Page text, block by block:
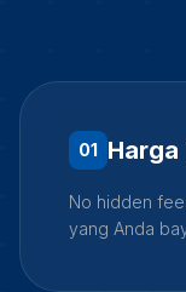
01 Harga
No hidden
yang Anda